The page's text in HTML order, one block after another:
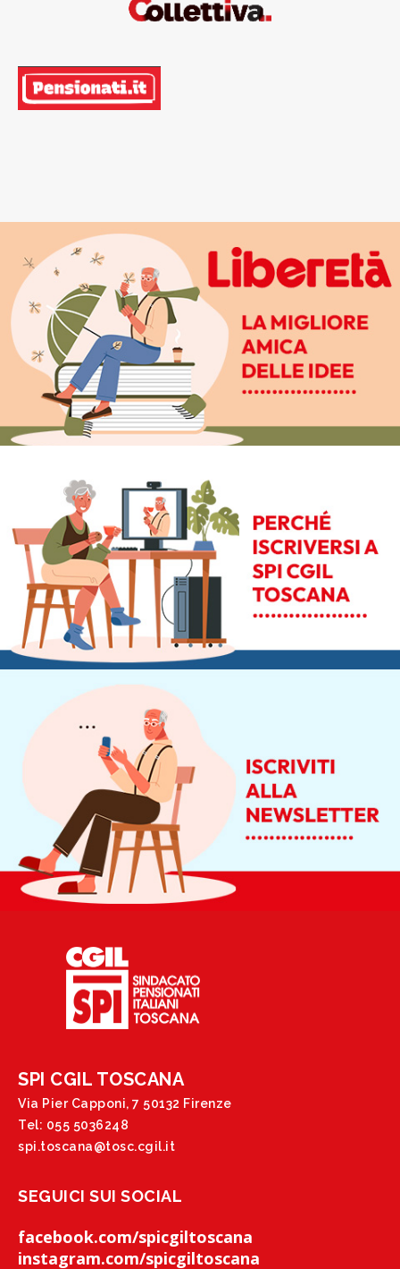
SPI CGIL TOSCANA
Via Pier Capponi, 7 50132 Firenze
Tel: 055 5036248
spi.toscana@tosc.cgil.it
SEGUICI SUI SOCIAL
facebook.com/spicgiltoscana
instagram.com/spicgiltoscana